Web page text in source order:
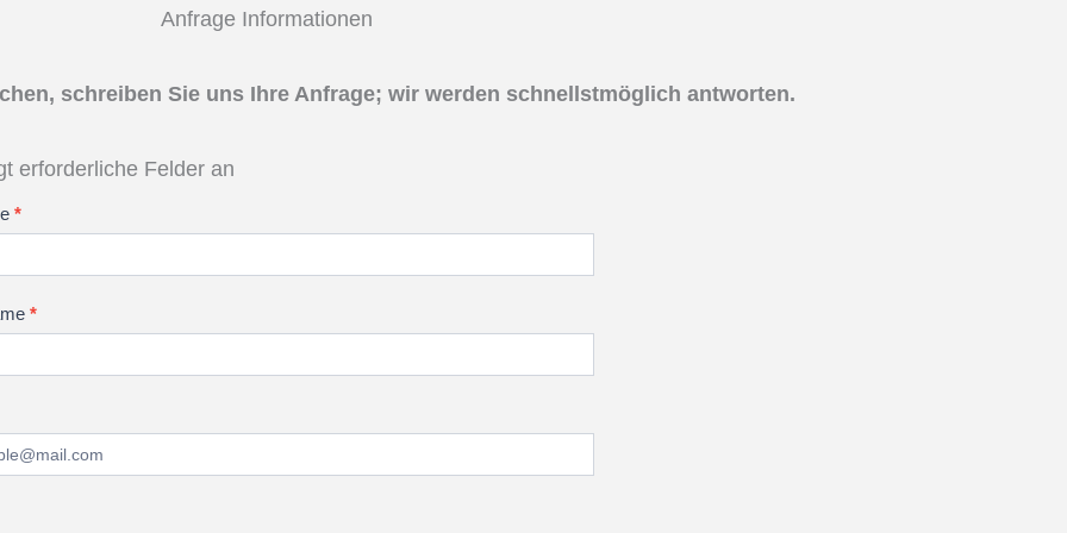
Anfrage Informationen
schreiben Sie uns Ihre Anfrage; wir werden schnellstmöglich antworten.
erforderliche Felder an
*
*